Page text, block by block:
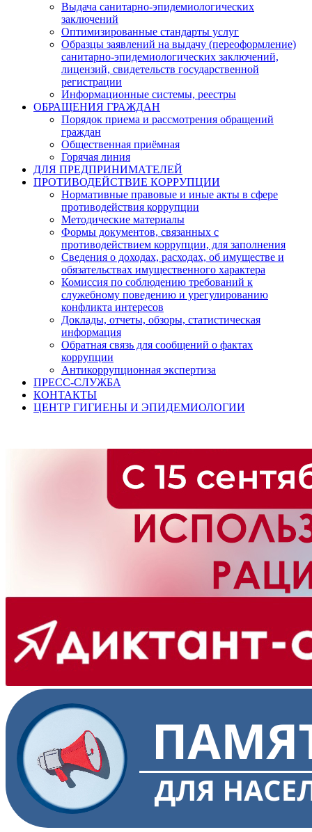
Выдача санитарно-эпидемиологических
заключений
Оптимизированные стандарты услуг
Образцы заявлений на выдачу (переоформление)
санитарно-эпидемиологических заключений,
лицензий, свидетельств государственной
регистрации
Информационные системы, реестры
ОБРАЩЕНИЯ ГРАЖДАН
Порядок приема и рассмотрения обращений
граждан
Общественная приёмная
Горячая линия
ДЛЯ ПРЕДПРИНИМАТЕЛЕЙ
ПРОТИВОДЕЙСТВИЕ КОРРУПЦИИ
Нормативные правовые и иные акты в сфере
противодействия коррупции
Методические материалы
Формы документов, связанных с
противодействием коррупции, для заполнения
Сведения о доходах, расходах, об имуществе и
обязательствах имущественного характера
Комиссия по соблюдению требований к
служебному поведению и урегулированию
конфликта интересов
Доклады, отчеты, обзоры, статистическая
информация
Обратная связь для сообщений о фактах
коррупции
Антикоррупционная экспертиза
ПРЕСС-СЛУЖБА
КОНТАКТЫ
ЦЕНТР ГИГИЕНЫ И ЭПИДЕМИОЛОГИИ